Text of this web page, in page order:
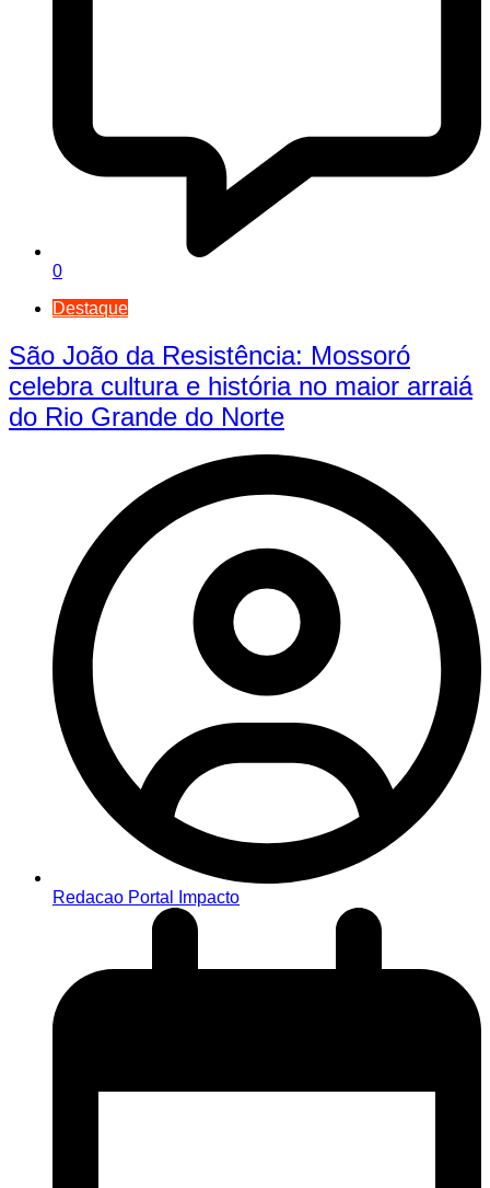
0
Destaque
São João da Resistência: Mossoró
celebra cultura e história no maior arraiá
do Rio Grande do Norte
Redacao Portal Impacto